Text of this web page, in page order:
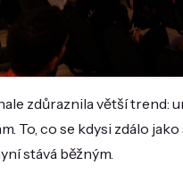
zdůraznila větší trend:
To, co se kdysi zdálo
stává běžným.